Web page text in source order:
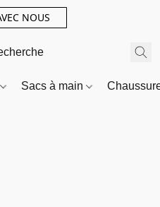
NOUS
Sacs à main